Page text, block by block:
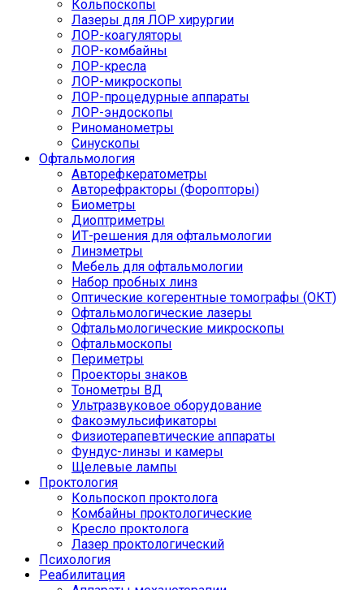
Кольпоскопы
Лазеры для ЛОР хирургии
ЛОР-коагуляторы
ЛОР-комбайны
ЛОР-кресла
ЛОР-микроскопы
ЛОР-процедурные аппараты
ЛОР-эндоскопы
Риноманометры
Синускопы
Офтальмология
Авторефкератометры
Авторефракторы (Форопторы)
Биометры
Диоптриметры
ИТ-решения для офтальмологии
Линзметры
Мебель для офтальмологии
Набор пробных линз
Оптические когерентные томографы (ОКТ)
Офтальмологические лазеры
Офтальмологические микроскопы
Офтальмоскопы
Периметры
Проекторы знаков
Тонометры ВД
Ультразвуковое оборудование
Факоэмульсификаторы
Физиотерапевтические аппараты
Фундус-линзы и камеры
Щелевые лампы
Проктология
Кольпоскоп проктолога
Комбайны проктологические
Кресло проктолога
Лазер проктологический
Психология
Реабилитация